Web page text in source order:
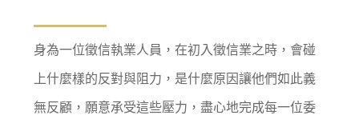
身為一位徵信執業人員，在初入徵信業之時，會碰
上什麼樣的反對與阻力，是什麼原因讓他們如此義
無反顧，願意承受這些壓力，盡心地完成每一位委